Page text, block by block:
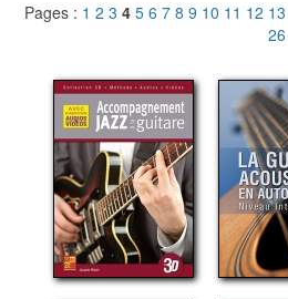
Pages : 1 2 3 4 5 6 7 8 9 10 11 12 13
26